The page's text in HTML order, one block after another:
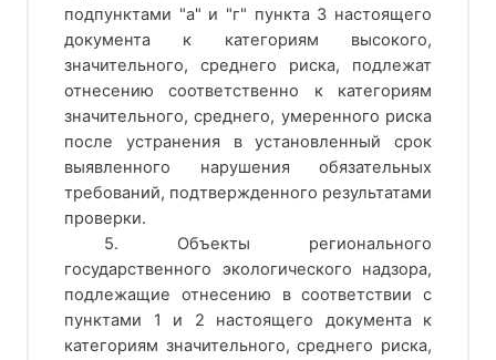
подпунктами "а" и "г" пункта 3 настоящего
документа к категориям высокого,
значительного, среднего риска, подлежат
отнесению соответственно к категориям
значительного, среднего, умеренного риска
после устранения в установленный срок
выявленного нарушения обязательных
требований, подтвержденного результатами
проверки.
5. Объекты регионального
государственного экологического надзора,
подлежащие отнесению в соответствии с
пунктами 1 и 2 настоящего документа к
категориям значительного, среднего риска,